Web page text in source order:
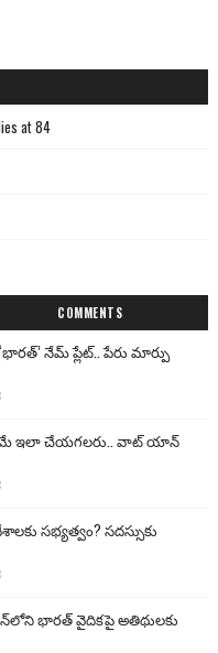
at 84
COMMENTS
నేమ్ ప్లేట్‌.. పేరు మార్పు
ఇలా చేయగలరు.. వాట్ యాన్
సభ్యత్వం? సదస్సుకు
భారత్ వైదికపై అతిథులకు